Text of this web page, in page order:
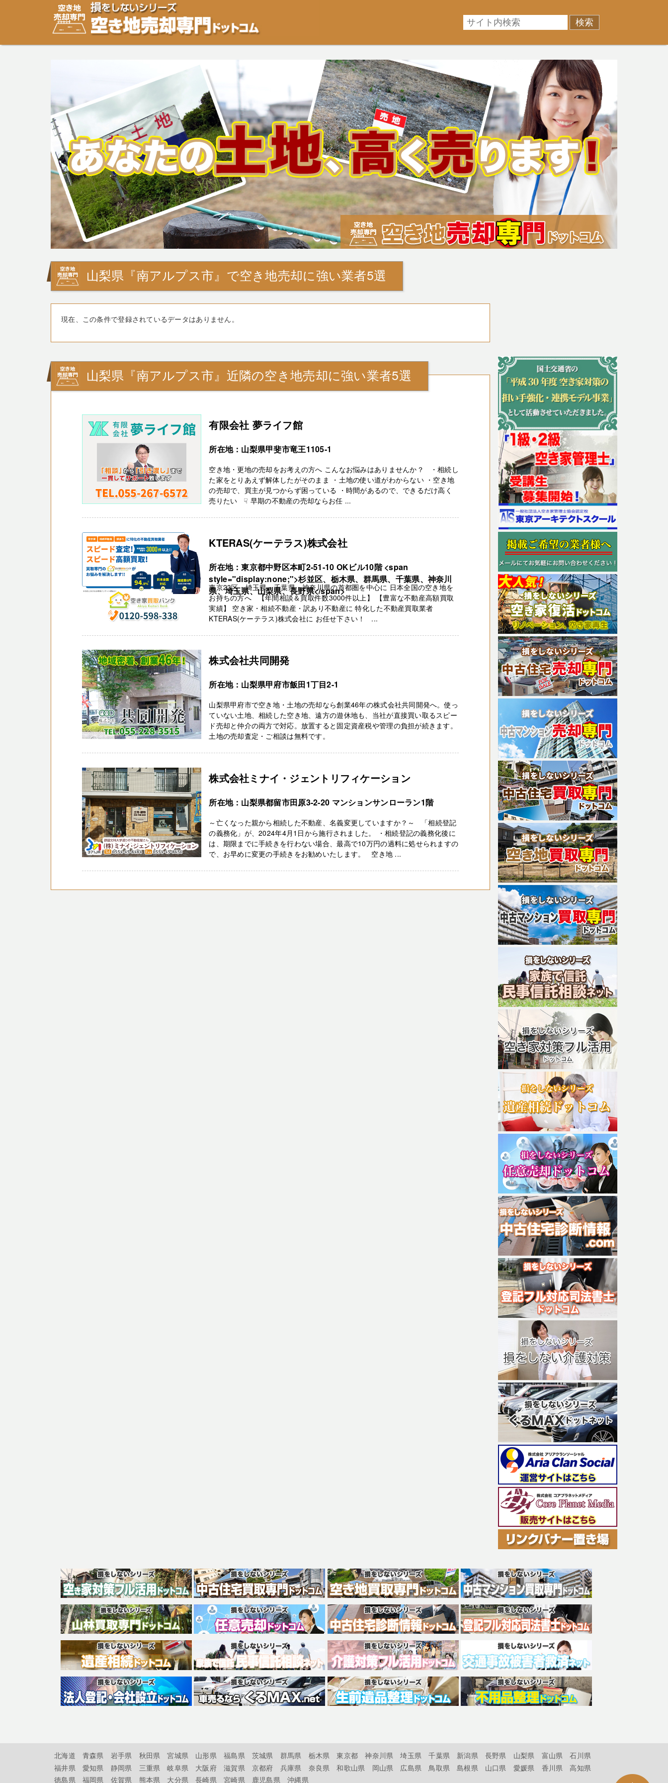
空き地・土地の「売却」は「個人」の方々が、「買取」は不動産や開発等の「業者」が物件を買います。一般的に「売却」は時間はかかるが相場に準じた売却金額、「買取」は短期ではあるが相場よ
り安めの売却金額と言われています。空き地・土地の売却をご検討中の方はお気軽にご相談ください。空き地・土地、相続不動産など、不動産売却のお悩みを全国の専門家が解決致します！
山梨県『南アルプス市』で空き地売却に強い業者5選
現在、この条件で登録されているデータはありません。
山梨県『南アルプス市』近隣の空き地売却に強い業者5選
有限会社 夢ライフ館
所在地：山梨県甲斐市竜王1105-1
空き地・更地の売却をお考えの方へ こんなお悩みはありませんか？ ・相続し
た家をとりあえず解体したがそのまま ・土地の使い道がわからない ・空き地
の売却で、買主が見つからず困っている ・時間があるので、できるだけ高く
売りたい ☟ 早期の不動産の売却ならお任 ...
KTERAS(ケーテラス)株式会社
所在地：東京都中野区本町2-51-10 OKビル10階 <span
style="display:none;">杉並区、栃木県、群馬県、千葉県、神奈川
県、埼玉県、山梨県、長野県</span>
東京23区・埼玉県・千葉県・神奈川県の首都圏を中心に 日本全国の空き地を
お持ちの方へ 【年間相談＆買取件数3000件以上】 【豊富な不動産高額買取
実績】 空き家・相続不動産・訳あり不動産に 特化した不動産買取業者
KTERAS(ケーテラス)株式会社に お任せ下さい！ ...
株式会社共同開発
所在地：山梨県甲府市飯田1丁目2-1
山梨県甲府市で空き地・土地の売却なら創業46年の株式会社共同開発へ。使っ
ていない土地、相続した空き地、遠方の遊休地も、当社が直接買い取るスピー
ド売却と仲介の両方で対応。放置すると固定資産税や管理の負担が続きます。
土地の売却査定・ご相談は無料です。
株式会社ミナイ・ジェントリフィケーション
所在地：山梨県都留市田原3-2-20 マンションサンローラン1階
～亡くなった親から相続した不動産、名義変更していますか？～ 「相続登記
の義務化」が、2024年4月1日から施行されました。 ・相続登記の義務化後に
は、期限までに手続きを行わない場合、最高で10万円の過料に処せられますの
で、お早めに変更の手続きをお勧めいたします。 空き地 ...
北海道 青森県 岩手県 秋田県 宮城県 山形県 福島県 茨城県 群馬県 栃木県 東京都 神奈川県 埼玉県 千葉県 新潟県 長野県 山梨県 富山県
石川県
福井県
愛知県 静岡県 三重県 岐阜県 大阪府 滋賀県 京都府 兵庫県 奈良県 和歌山県 岡山県 広島県 鳥取県 島根県 山口県 愛媛県 香川県
高知県
徳島県
福岡県 佐賀県 熊本県 大分県 長崎県 宮崎県 鹿児島県 沖縄県